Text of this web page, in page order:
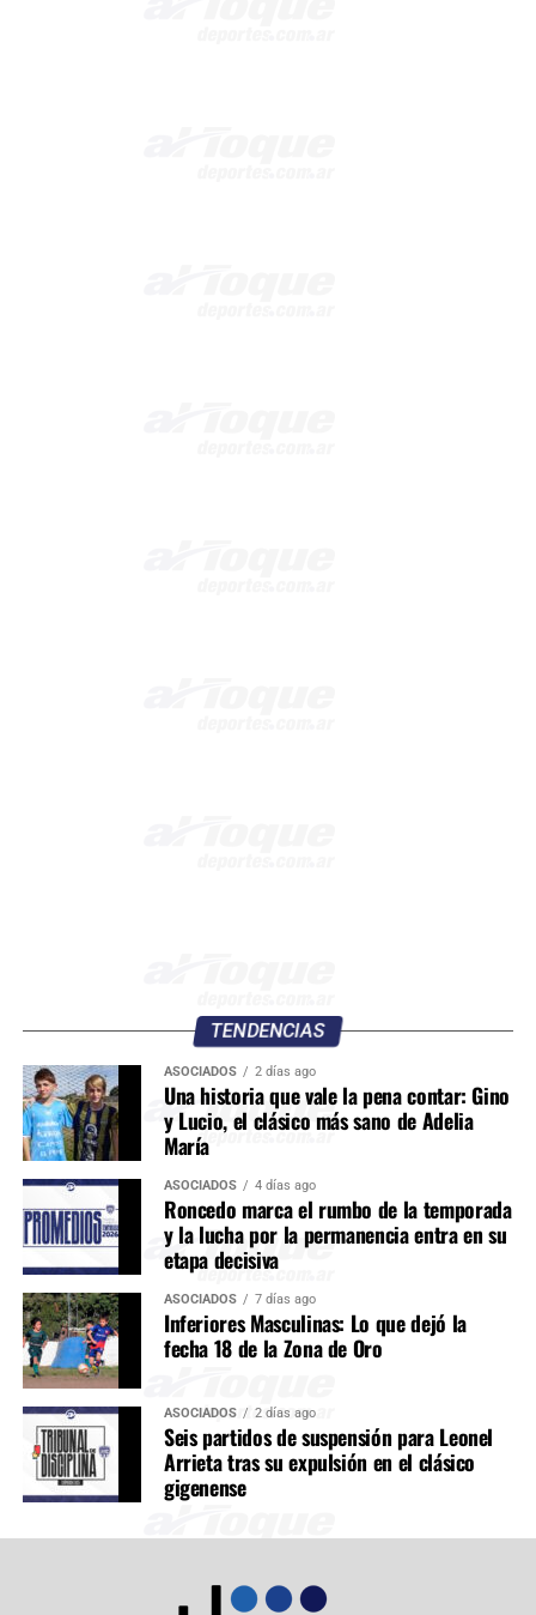
TENDENCIAS
ASOCIADOS 2 días ago
Una historia que vale la pena contar: Gino
y Lucio, el clásico más sano de Adelia
María
ASOCIADOS 4 días ago
Roncedo marca el rumbo de la temporada
y la lucha por la permanencia entra en su
etapa decisiva
ASOCIADOS 7 días ago
Inferiores Masculinas: Lo que dejó la
fecha 18 de la Zona de Oro
ASOCIADOS 2 días ago
Seis partidos de suspensión para Leonel
Arrieta tras su expulsión en el clásico
gigenense